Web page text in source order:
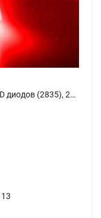
Лента светодиодная ELFLED 120SMD диодов (2835), 220В, IP67, 1м, красный - фото
13